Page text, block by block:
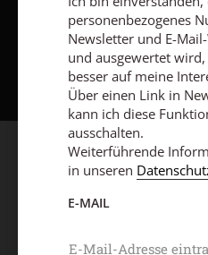
Nach
personenbezogenes
Newsletter und E-
und ausgewertet
besser auf meine
Über einen Link in
kann ich diese
ausschalten.
Weiterführende
in unseren
E-MAIL